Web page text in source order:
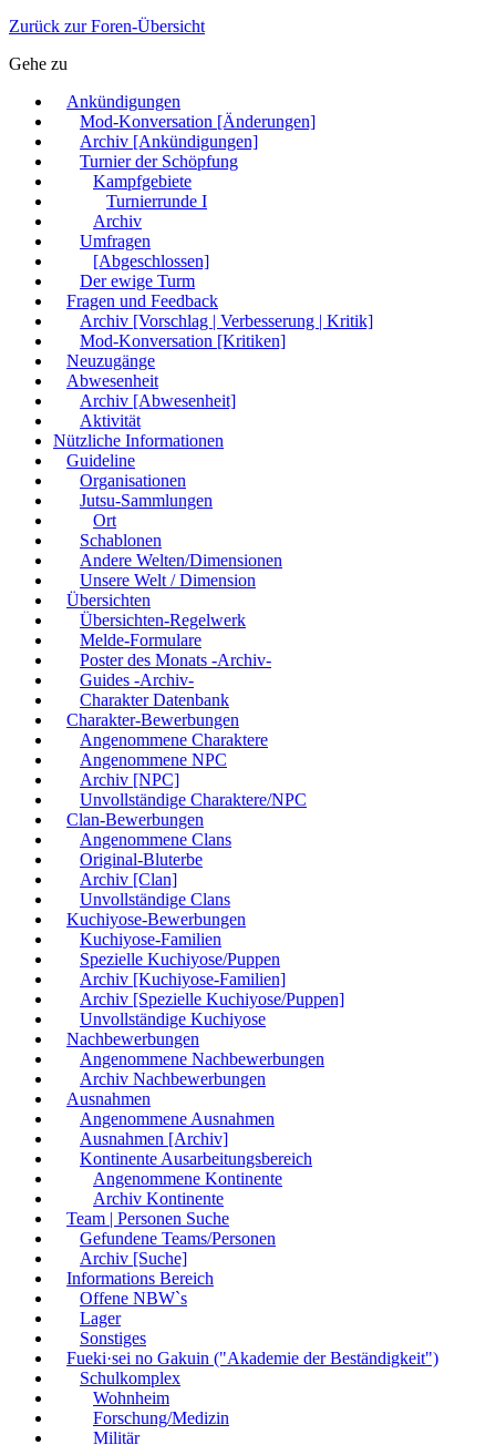
Zurück zur Foren-Übersicht
Gehe zu
Ankündigungen
Mod-Konversation [Änderungen]
Archiv [Ankündigungen]
Turnier der Schöpfung
Kampfgebiete
Turnierrunde I
Archiv
Umfragen
[Abgeschlossen]
Der ewige Turm
Fragen und Feedback
Archiv [Vorschlag | Verbesserung | Kritik]
Mod-Konversation [Kritiken]
Neuzugänge
Abwesenheit
Archiv [Abwesenheit]
Aktivität
Nützliche Informationen
Guideline
Organisationen
Jutsu-Sammlungen
Ort
Schablonen
Andere Welten/Dimensionen
Unsere Welt / Dimension
Übersichten
Übersichten-Regelwerk
Melde-Formulare
Poster des Monats -Archiv-
Guides -Archiv-
Charakter Datenbank
Charakter-Bewerbungen
Angenommene Charaktere
Angenommene NPC
Archiv [NPC]
Unvollständige Charaktere/NPC
Clan-Bewerbungen
Angenommene Clans
Original-Bluterbe
Archiv [Clan]
Unvollständige Clans
Kuchiyose-Bewerbungen
Kuchiyose-Familien
Spezielle Kuchiyose/Puppen
Archiv [Kuchiyose-Familien]
Archiv [Spezielle Kuchiyose/Puppen]
Unvollständige Kuchiyose
Nachbewerbungen
Angenommene Nachbewerbungen
Archiv Nachbewerbungen
Ausnahmen
Angenommene Ausnahmen
Ausnahmen [Archiv]
Kontinente Ausarbeitungsbereich
Angenommene Kontinente
Archiv Kontinente
Team | Personen Suche
Gefundene Teams/Personen
Archiv [Suche]
Informations Bereich
Offene NBW`s
Lager
Sonstiges
Fueki·sei no Gakuin ("Akademie der Beständigkeit")
Schulkomplex
Wohnheim
Forschung/Medizin
Militär